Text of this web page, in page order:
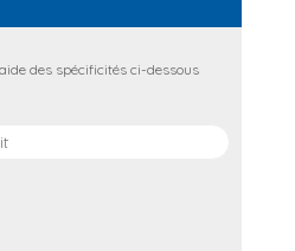
des spécificités ci-dessous